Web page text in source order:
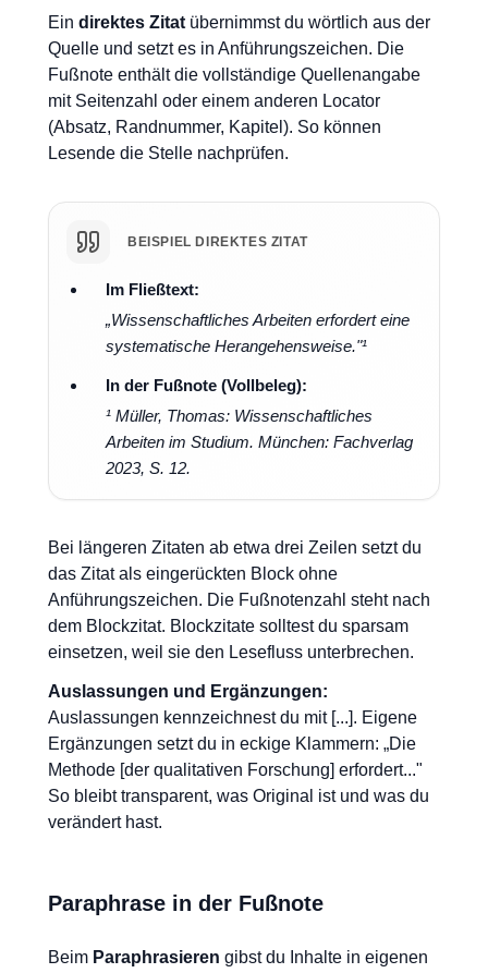
Ein direktes Zitat übernimmst du wörtlich aus der
Quelle und setzt es in Anführungszeichen. Die
Fußnote enthält die vollständige Quellenangabe
mit Seitenzahl oder einem anderen Locator
(Absatz, Randnummer, Kapitel). So können
Lesende die Stelle nachprüfen.
BEISPIEL DIREKTES ZITAT
Im Fließtext:
„Wissenschaftliches Arbeiten erfordert eine
systematische Herangehensweise."¹
In der Fußnote (Vollbeleg):
¹ Müller, Thomas: Wissenschaftliches
Arbeiten im Studium. München: Fachverlag
2023, S. 12.
Bei längeren Zitaten ab etwa drei Zeilen setzt du
das Zitat als eingerückten Block ohne
Anführungszeichen. Die Fußnotenzahl steht nach
dem Blockzitat. Blockzitate solltest du sparsam
einsetzen, weil sie den Lesefluss unterbrechen.
Auslassungen und Ergänzungen:
Auslassungen kennzeichnest du mit [...]. Eigene
Ergänzungen setzt du in eckige Klammern: „Die
Methode [der qualitativen Forschung] erfordert..."
So bleibt transparent, was Original ist und was du
verändert hast.
Paraphrase in der Fußnote
Beim Paraphrasieren gibst du Inhalte in eigenen